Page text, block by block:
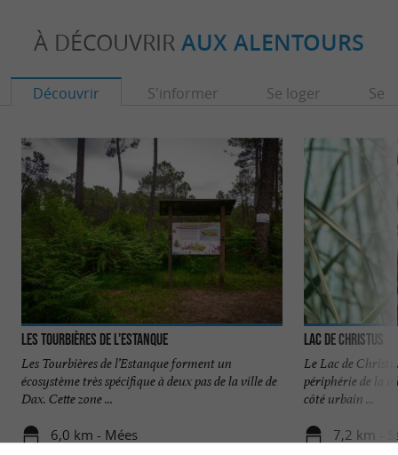
À DÉCOUVRIR AUX ALENTOURS
Découvrir S'informer Se loger Se
Les tourbières de l’Estanque
Les Tourbières de l’Estanque forment un
écosystème très spécifique à deux pas de la ville de
Dax. Cette zone ...
6,0 km - Mées
Lac de Christus
Le Lac de
périphérie de la
côté urbain ...
7,2 km -